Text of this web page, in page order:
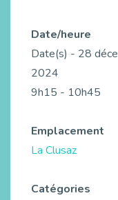
Date/heure
Date(s) - 28
2024
9h15 - 10h45
Emplacement
La Clusaz
Catégories